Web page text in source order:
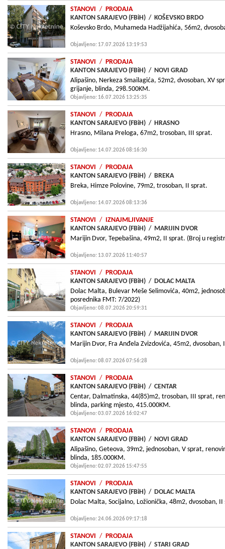
STANOVI / PRODAJA
KANTON SARAJEVO (FBiH) / KOŠEVSKO BRDO
Koševsko Brdo, Muhameda Hadžijahića, 56m2,
Objavljeno: 17.07.2026 13:19:53
STANOVI / PRODAJA
KANTON SARAJEVO (FBiH) / NOVI GRAD
Alipašino, Nerkeza Smailagića, 52m2, dvosoban, XV
grijanje, blinda, 298.500KM.
Objavljeno: 16.07.2026 13:25:35
STANOVI / PRODAJA
KANTON SARAJEVO (FBiH) / HRASNO
Hrasno, Milana Preloga, 67m2, trosoban, III sprat.
Objavljeno: 14.07.2026 08:16:30
STANOVI / PRODAJA
KANTON SARAJEVO (FBiH) / BREKA
Breka, Himze Polovine, 79m2, trosoban, II sprat.
Objavljeno: 14.07.2026 08:13:36
STANOVI / IZNAJMLJIVANJE
KANTON SARAJEVO (FBiH) / MARIJIN DVOR
Marijin Dvor, Tepebašina, 49m2, II sprat. (Broj u
Objavljeno: 13.07.2026 11:40:57
STANOVI / PRODAJA
KANTON SARAJEVO (FBiH) / DOLAC MALTA
Dolac Malta, Bulevar Meše Selimovića, 40m2,
posrednika FMT: 7/2022)
Objavljeno: 08.07.2026 20:59:31
STANOVI / PRODAJA
KANTON SARAJEVO (FBiH) / MARIJIN DVOR
Marijin Dvor, Fra Anđela Zvizdovića, 45m2,
Objavljeno: 08.07.2026 07:56:28
STANOVI / PRODAJA
KANTON SARAJEVO (FBiH) / CENTAR
Centar, Dalmatinska, 44(85)m2, trosoban, III sprat,
blinda, parking mjesto, 415.000KM.
Objavljeno: 03.07.2026 16:02:47
STANOVI / PRODAJA
KANTON SARAJEVO (FBiH) / NOVI GRAD
Alipašino, Geteova, 39m2, jednosoban, V sprat,
blinda, 185.000KM.
Objavljeno: 02.07.2026 15:47:55
STANOVI / PRODAJA
KANTON SARAJEVO (FBiH) / DOLAC MALTA
Dolac Malta, Socijalno, Ložionička, 48m2, dvosoban,
Objavljeno: 24.06.2026 09:17:18
STANOVI / PRODAJA
KANTON SARAJEVO (FBiH) / STARI GRAD